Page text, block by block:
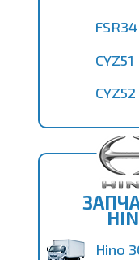
FSR34
CYZ51
CYZ52
Hino